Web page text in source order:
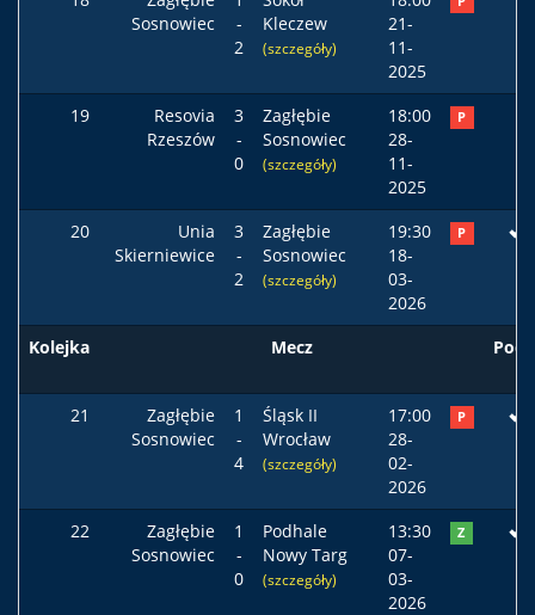
Sosnowiec
-
2
Kleczew
(szczegóły)
21-
11-
2025
19
Resovia
Rzeszów
3
-
0
Zagłębie
Sosnowiec
(szczegóły)
18:00
28-
11-
2025
P
20
Unia
Skierniewice
3
-
2
Zagłębie
Sosnowiec
(szczegóły)
19:30
18-
03-
2026
P
Kolejka Mecz
21
Zagłębie
Sosnowiec
1
-
4
Śląsk II
Wrocław
(szczegóły)
17:00
28-
02-
2026
P
22
Zagłębie
Sosnowiec
1
-
0
Podhale
Nowy Targ
(szczegóły)
13:30
07-
03-
2026
Z